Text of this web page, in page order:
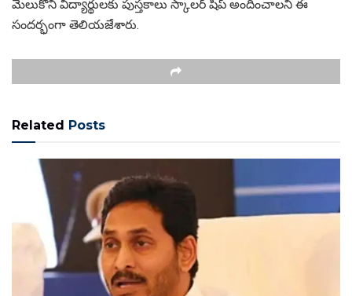
మేలుకొని విద్యార్థులకు పుస్తకాలు స్కాలర్ షిప్ అందించాలని ఈ
సందర్భంగా తెలియజేశారు.
Related Posts